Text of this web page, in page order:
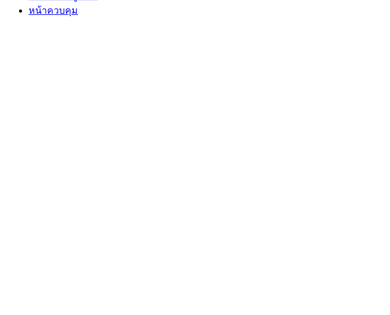
หน้าควบคุม